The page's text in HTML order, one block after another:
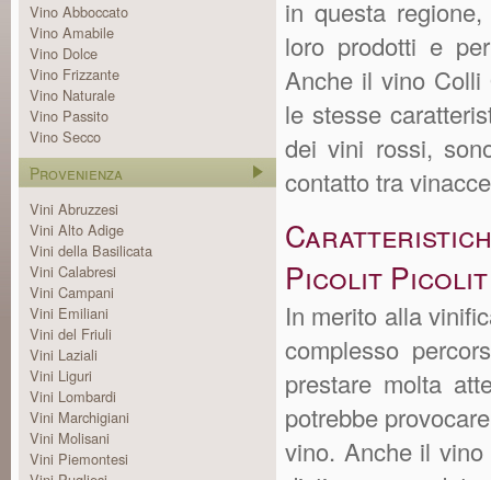
Vino Abboccato
Vino Amabile
Vino Dolce
Vino Frizzante
Vino Naturale
Vino Passito
Vino Secco
Provenienza
Vini Abruzzesi
Vini Alto Adige
Vini della Basilicata
Vini Calabresi
Vini Campani
Vini Emiliani
Vini del Friuli
Vini Laziali
Vini Liguri
Vini Lombardi
Vini Marchigiani
Vini Molisani
Vini Piemontesi
in questa
loro prodotti e
Anche il vino
le stesse
dei vini rossi,
contatto tra
Picolit Picolit
In merito alla
complesso
prestare molta
potrebbe
vino. Anche il